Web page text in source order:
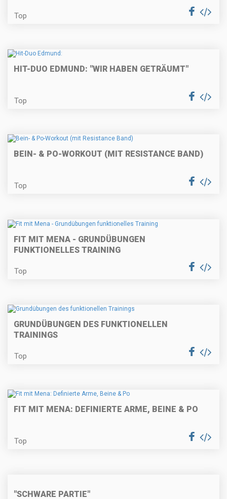
Top
HIT-DUO EDMUND: "WIR HABEN GETRÄUMT"
Top
BEIN- & PO-WORKOUT (MIT RESISTANCE BAND)
Top
FIT MIT MENA - GRUNDÜBUNGEN
FUNKTIONELLES TRAINING
Top
GRUNDÜBUNGEN DES FUNKTIONELLEN
TRAININGS
Top
FIT MIT MENA: DEFINIERTE ARME, BEINE & PO
Top
"SCHWARE PARTIE"